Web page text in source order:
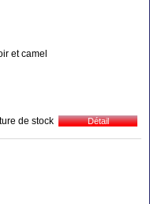
et camel
de stock